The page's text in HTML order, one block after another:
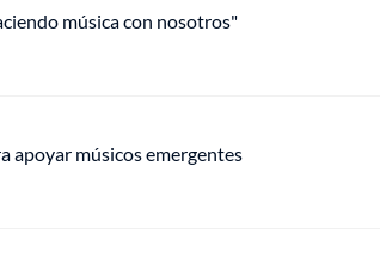
música con nosotros"
apoyar músicos emergentes